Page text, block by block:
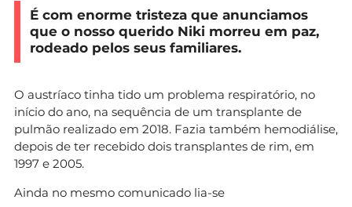
É com enorme tristeza que anunciamos
que o nosso querido Niki morreu em paz,
rodeado pelos seus familiares.
O austríaco tinha tido um problema respiratório, no
início do ano, na sequência de um transplante de
pulmão realizado em 2018. Fazia também hemodiálise,
depois de ter recebido dois transplantes de rim, em
1997 e 2005.
Ainda no mesmo comunicado lia-se